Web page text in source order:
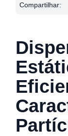
Compartilhar: